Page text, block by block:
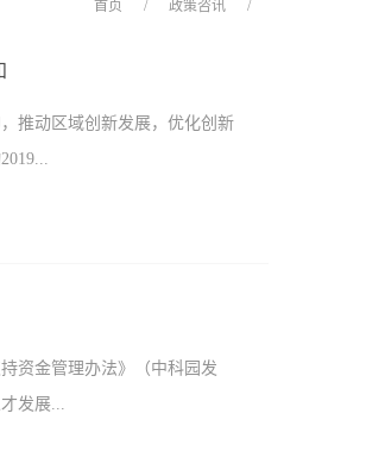
首页 / 政策咨讯 /
推动区域创新发展，优化创新
信息技术、集成电路、医药健
技术新产品新模式的应用场景
支持轨道交通军民融合等优势
新团队，具有引领性、突破性
资金管理办法》（中科园发
发展...